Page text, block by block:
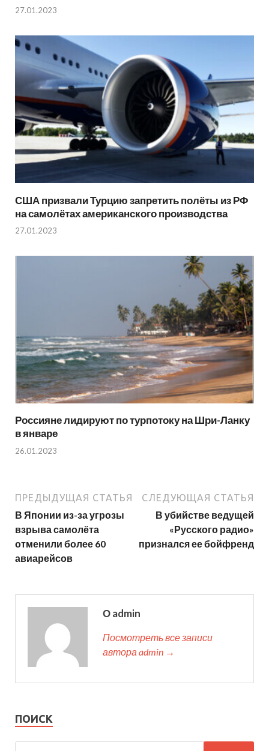
27.01.2023
США призвали Турцию запретить полёты из РФ
на самолётах американского производства
27.01.2023
Россияне лидируют по турпотоку на Шри-Ланку
в январе
26.01.2023
ПРЕДЫДУЩАЯ СТАТЬЯ
В Японии из-за угрозы
взрыва самолёта
отменили более 60
авиарейсов
СЛЕДУЮЩАЯ СТАТЬЯ
В убийстве ведущей
«Русского радио»
признался ее бойфренд
О admin
Посмотреть все записи
автора admin →
ПОИСК